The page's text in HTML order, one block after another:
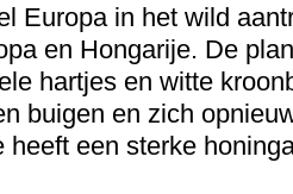
Europa in het wild
en Hongarije. De
hartjes en witte
buigen en zich
heeft een sterke